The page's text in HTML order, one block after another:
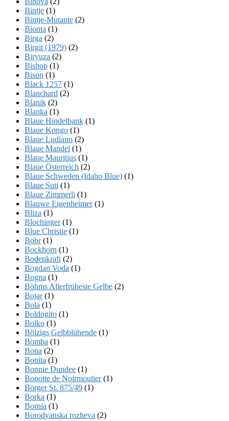
Bintje (1)
Bintje-Mutante (2)
Bionta (1)
Birga (2)
Birgit (1979) (2)
Biryuza (2)
Bishop (1)
Bison (1)
Black 1257 (1)
Blanchard (2)
Blanik (2)
Blanka (1)
Blaue Hindelbank (1)
Blaue Kongo (1)
Blaue Ludiano (2)
Blaue Mandel (1)
Blaue Mauritius (1)
Blaue Österreich (2)
Blaue Schweden (Idaho Blue) (1)
Blaue Suti (1)
Blaue Zimmerli (1)
Blauwe Eigenheimer(1)
Bliza (1)
Blochinger(1)
Blue Christie (1)
Bobr(1)
Bockhorn (1)
Bodenkraft (2)
Bogdan Voda (1)
Bogna (1)
Böhms Allerfrüheste Gelbe (2)
Bojar(1)
Bola (1)
Boldogito (1)
Bolko (1)
Bölzigs Gelbblühende (1)
Bomba (1)
Bona (2)
Bonita (1)
Bonnie Dundee (1)
Bonotte de Noirmoutier(1)
Börger St. 875/49 (1)
Borka (1)
Bornia (1)
Borodyanska rozheva (2)